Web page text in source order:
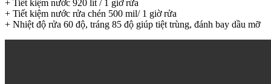
+ Tiết kiệm nước 920 lít / 1 giờ rửa
+ Tiết kiệm nước rửa chén 500 mil/ 1 giờ rửa
+ Nhiệt độ rửa 60 độ, tráng 85 độ giúp tiệt trùng, đánh bay dầu mỡ